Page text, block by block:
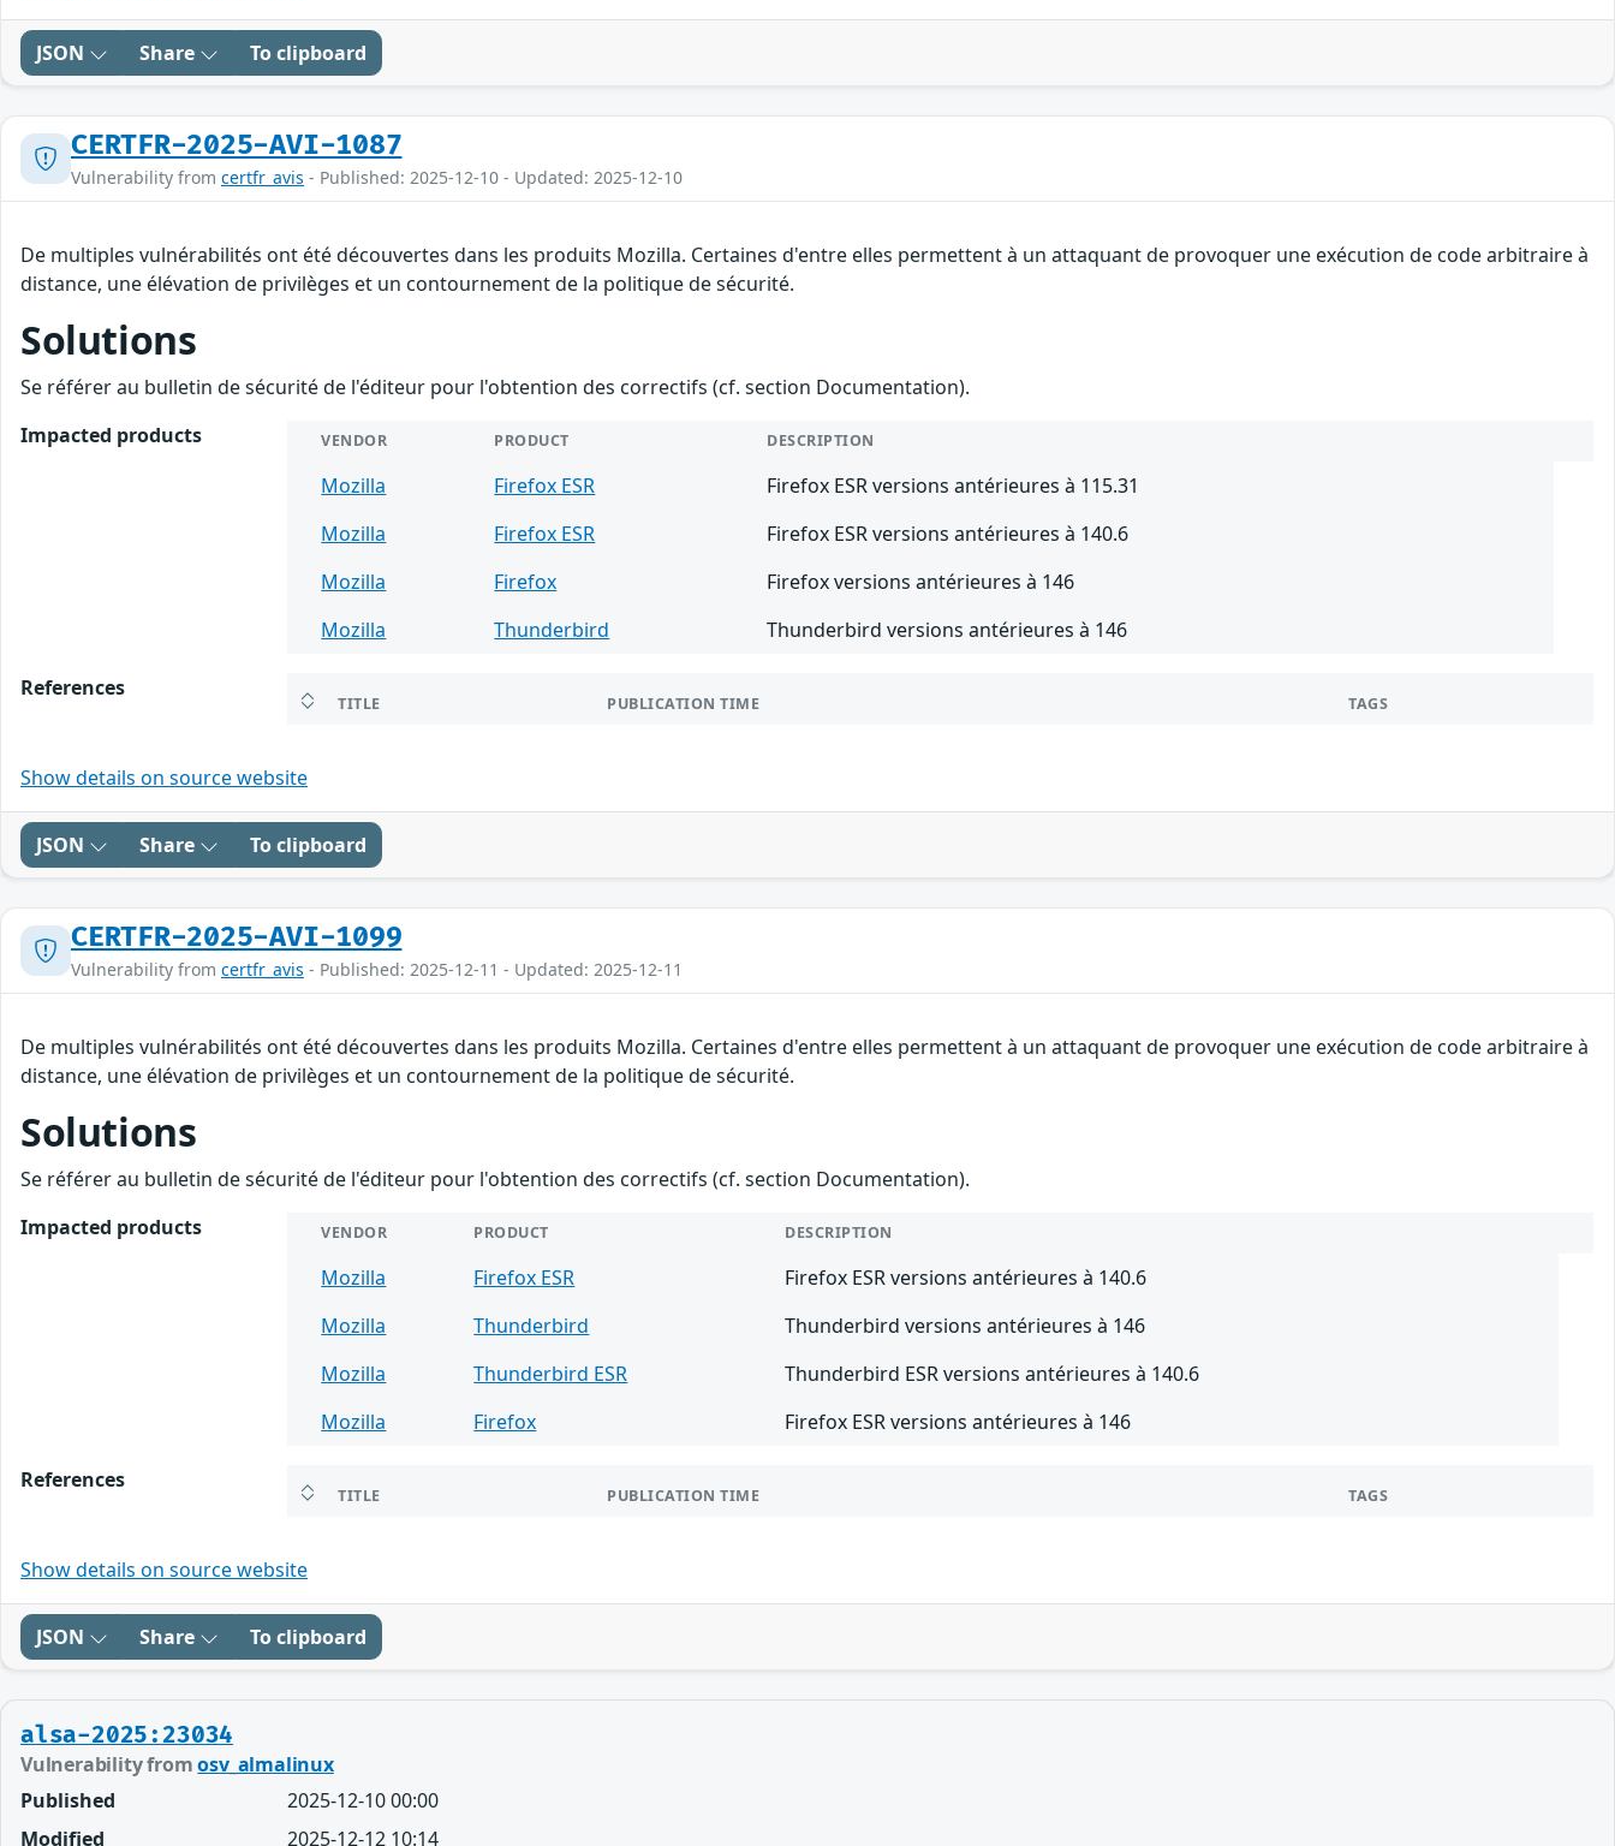
JSON Share To clipboard
CERTFR-2025-AVI-1087
Vulnerability from certfr_avis - Published: 2025-12-10 - Updated: 2025-12-10
De multiples vulnérabilités ont été découvertes dans les produits Mozilla. Certaines d'entre elles permettent à un attaquant de provoquer une exécution de code arbitraire à
distance, une élévation de privilèges et un contournement de la politique de sécurité.
Solutions
Se référer au bulletin de sécurité de l'éditeur pour l'obtention des correctifs (cf. section Documentation).
Impacted products
VENDOR PRODUCT DESCRIPTION
Mozilla Firefox ESR
Firefox ESR versions antérieures à 115.31
Mozilla
Firefox ESR
Firefox ESR versions antérieures à 140.6
Mozilla
Firefox
Firefox versions antérieures à 146
Mozilla
Thunderbird Thunderbird versions antérieures à 146
References
TITLE PUBLICATION TIME TAGS
Show details on source website
JSON Share To clipboard
CERTFR-2025-AVI-1099
Vulnerability from certfr_avis - Published: 2025-12-11 - Updated: 2025-12-11
De multiples vulnérabilités ont été découvertes dans les produits Mozilla. Certaines d'entre elles permettent à un attaquant de provoquer une exécution de code arbitraire à
distance, une élévation de privilèges et un contournement de la politique de sécurité.
Solutions
Se référer au bulletin de sécurité de l'éditeur pour l'obtention des correctifs (cf. section Documentation).
Impacted products
VENDOR PRODUCT DESCRIPTION
Mozilla Firefox ESR
Firefox ESR versions antérieures à 140.6
Mozilla
Thunderbird
Thunderbird versions antérieures à 146
Mozilla
Thunderbird ESR
Thunderbird ESR versions antérieures à 140.6
Mozilla
Firefox Firefox ESR versions antérieures à 146
References
TITLE PUBLICATION TIME TAGS
Show details on source website
JSON Share To clipboard
alsa-2025:23034
Vulnerability fromosv_almalinux
Published
2025-12-10 00:00
Modified
2025-12-12 10:14